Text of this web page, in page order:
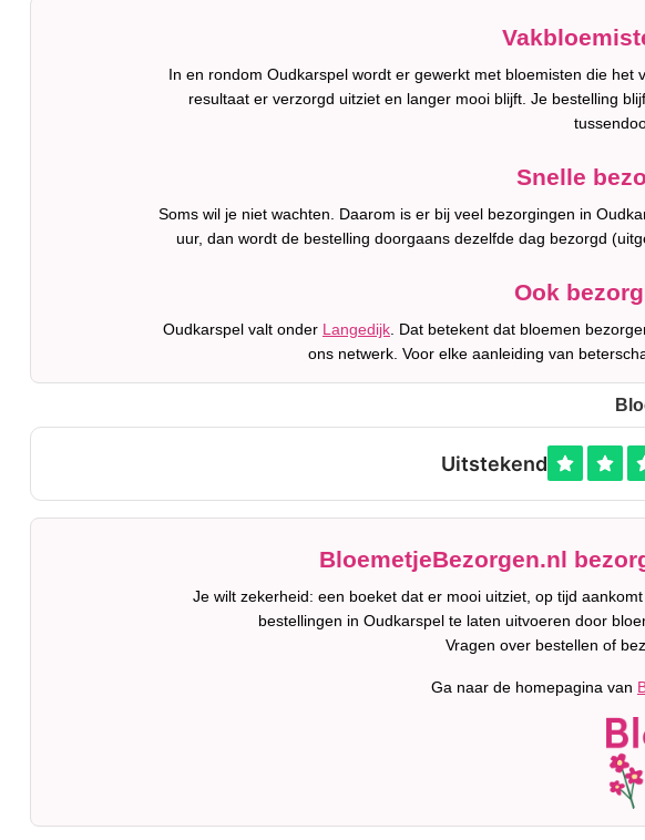
In en rondom Oudkarspel wordt er gewerkt met bloemisten die
resultaat er verzorgd uitziet en langer mooi blijft. Je bestelling
Snelle
Soms wil je niet wachten. Daarom is er bij veel bezorgingen in
uur, dan wordt de bestelling doorgaans dezelfde dag bezorgd
Ook
Oudkarspel valt onder Langedijk. Dat betekent dat bloemen
ons netwerk. Voor elke aanleiding van
BloemetjeBezorgen.nl
Je wilt zekerheid: een boeket dat er mooi uitziet, op tijd
bestellingen in Oudkarspel te laten uitvoeren door
Vragen over bestellen of
Ga naar de homepagina van